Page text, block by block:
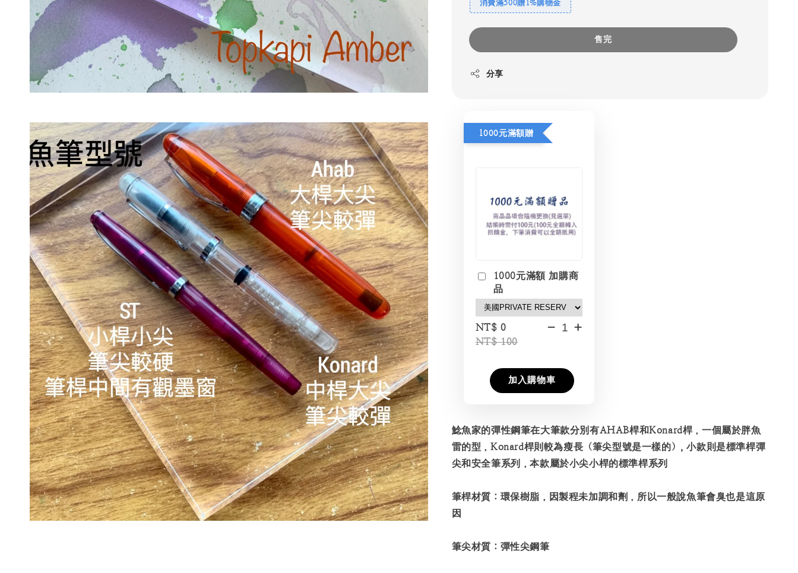
消費滿500贈1%購物金
售完
分享
1000元滿額贈
1000元滿額 加購商
品
NT$ 0
NT$ 100
- +
加入購物車
鯰魚家的彈性鋼筆在大筆款分別有AHAB桿和Konard桿，一個屬於胖魚
雷的型，Konard桿則較為瘦長（筆尖型號是一樣的）, 小款則是標準桿彈
尖和安全筆系列，本款屬於小尖小桿的標準桿系列
筆桿材質：環保樹脂，因製程未加調和劑，所以一般說魚筆會臭也是這原
因
筆尖材質：彈性尖鋼筆